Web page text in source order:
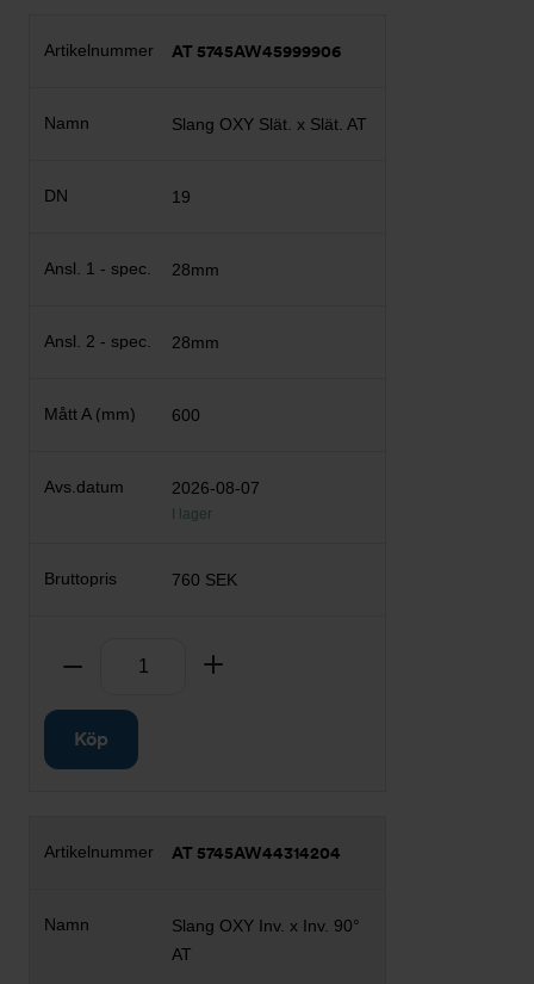
AT 5745AW45999906
Slang OXY Slät. x Slät. AT
19
28mm
28mm
600
2026-08-07
I lager
760 SEK
Ta bort
Köp
AT 5745AW44314204
Slang OXY Inv. x Inv. 90°
AT